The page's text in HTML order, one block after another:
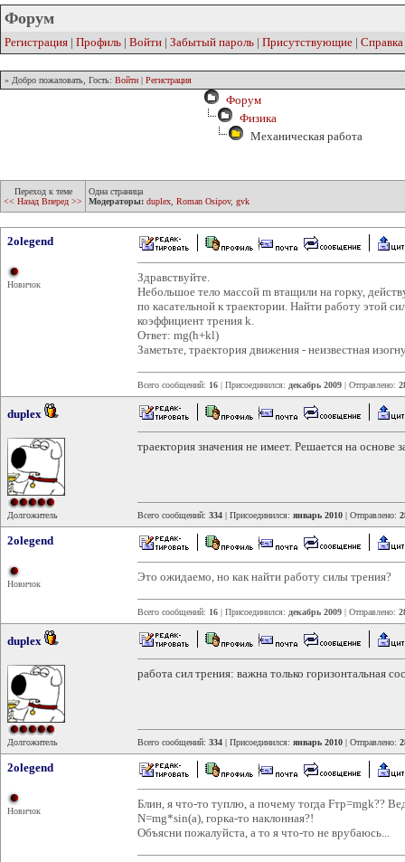
Форум
Регистрация | Профиль | Войти | Забытый пароль | Присутствующие | Справка
» Добро пожаловать, Гость: Войти | Регистрация
Форум
Физика
Механическая работа
Переход к теме
<< Назад Вперед >>
Одна страница
Модераторы: duplex Roman Osipov, gvk
2olegend
Новичок
Здравствуйте.
Небольшое тело массой m втащили на горку,
по касательной к траектории. Найти работу этой
коэффициент трения k.
Ответ: mg(h+kl)
Заметьте, траектория движения - неизвестная
Всего сообщений: 16 | Присоединился: декабрь 2009 | Отправлено:
duplex
Долгожитель
траектория значения не имеет. Решается на основе
Всего сообщений: 334 | Присоединился: январь 2010 | Отправлено:
2olegend
Новичок
Это ожидаемо, но как найти работу силы трения?
Всего сообщений: 16 | Присоединился: декабрь 2009 | Отправлено:
duplex
Долгожитель
работа сил трения: важна только горизонтальная
Всего сообщений: 334 | Присоединился: январь 2010 | Отправлено:
2olegend
Новичок
Блин, я что-то туплю, а почему тогда Fтр=mgk??
N=mg*sin(a), горка-то наклонная?!
Объясни пожалуйста, а то я что-то не врубаюсь...